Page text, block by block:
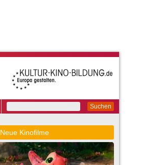
Suchen
Neue Kinofilme